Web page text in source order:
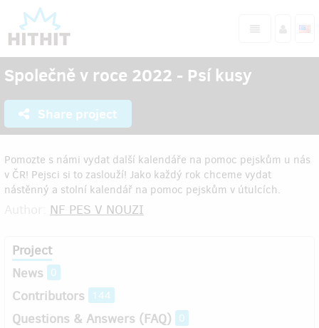
Společně v roce 2022 - Psí kusy
Share project
Pomozte s námi vydat další kalendáře na pomoc pejskům u nás
v ČR! Pejsci si to zaslouží! Jako každý rok chceme vydat
nástěnný a stolní kalendář na pomoc pejskům v útulcích.
NF PES V NOUZI
Project
News
0
Contributors 144
Questions & Answers (FAQ) 0